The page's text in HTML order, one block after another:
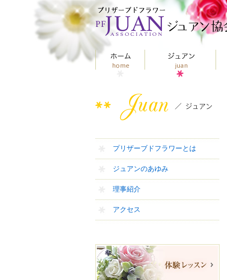
プリザーブドフラワーとは
ジュアンのあゆみ
理事紹介
アクセス